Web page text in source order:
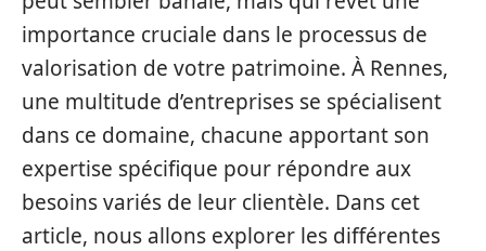
importance cruciale dans le processus de
valorisation de votre patrimoine. À Rennes,
une multitude d’entreprises se spécialisent
dans ce domaine, chacune apportant son
expertise spécifique pour répondre aux
besoins variés de leur clientèle. Dans cet
article, nous allons explorer les différentes